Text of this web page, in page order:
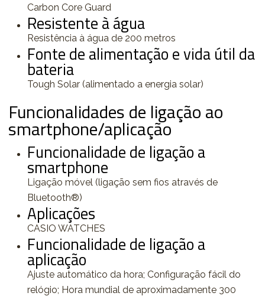
Carbon Core Guard
Resistente à água
Resistência à água de 200 metros
Fonte de alimentação e vida útil da
bateria
Tough Solar (alimentado a energia solar)
Funcionalidades de ligação ao
smartphone/aplicação
Funcionalidade de ligação a
smartphone
Ligação móvel (ligação sem fios através de
Bluetooth®)
Aplicações
CASIO WATCHES
Funcionalidade de ligação a
aplicação
Ajuste automático da hora; Configuração fácil do
relógio; Hora mundial de aproximadamente 300